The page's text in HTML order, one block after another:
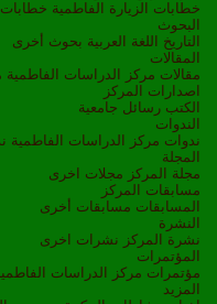
خطابات الزيارة الفاطمية خطابات
البحوث
التاريخ
اللغة العربية بحوث أخرى
المقالات
مقالات مركز الدراسات الفاطمية
اصدارات المركز
الكتب رسائل جامعية
الندوات
ندوات مركز الدراسات الفاطمية
المجلة
مجلة المركز مجلات اخرى
مسابقات المركز
المسابقات مسابقات أخرى
النشرة
نشرة المركز نشرات اخرى
المؤتمرات
مؤتمرات مركز الدراسات
المزيد